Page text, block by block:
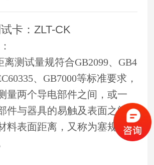
卡：ZLT-CK
测试量规符合GB2099、GB4
、GB7000等标准要求，
量两个导电部件之间，或一
件与器具的易触及表面之间
料表面距离，又称为塞规，